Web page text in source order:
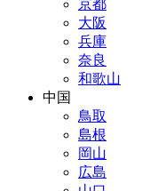
京都
大阪
兵庫
奈良
和歌山
中国
鳥取
島根
岡山
広島